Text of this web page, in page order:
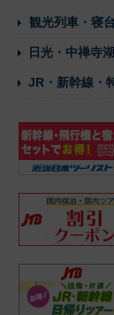
観光列車・寝
日光・中禅寺
JR・新幹線・